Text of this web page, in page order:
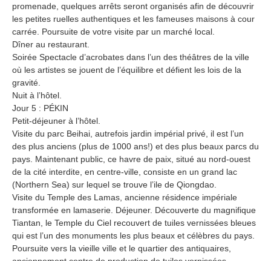
promenade, quelques arrêts seront organisés afin de découvrir
les petites ruelles authentiques et les fameuses maisons à cour
carrée. Poursuite de votre visite par un marché local.
Dîner au restaurant.
Soirée Spectacle d’acrobates dans l’un des théâtres de la ville
où les artistes se jouent de l’équilibre et défient les lois de la
gravité.
Nuit à l’hôtel.
Jour 5 : PÉKIN
Petit-déjeuner à l’hôtel.
Visite du parc Beihai, autrefois jardin impérial privé, il est l’un
des plus anciens (plus de 1000 ans!) et des plus beaux parcs du
pays. Maintenant public, ce havre de paix, situé au nord-ouest
de la cité interdite, en centre-ville, consiste en un grand lac
(Northern Sea) sur lequel se trouve l’ile de Qiongdao.
Visite du Temple des Lamas, ancienne résidence impériale
transformée en lamaserie. Déjeuner. Découverte du magnifique
Tiantan, le Temple du Ciel recouvert de tuiles vernissées bleues
qui est l’un des monuments les plus beaux et célèbres du pays.
Poursuite vers la vieille ville et le quartier des antiquaires,